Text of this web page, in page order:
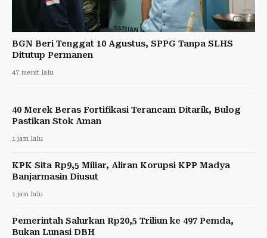
BGN Beri Tenggat 10 Agustus, SPPG Tanpa SLHS
Ditutup Permanen
47 menit lalu
40 Merek Beras Fortifikasi Terancam Ditarik, Bulog
Pastikan Stok Aman
1 jam lalu
KPK Sita Rp9,5 Miliar, Aliran Korupsi KPP Madya
Banjarmasin Diusut
1 jam lalu
Pemerintah Salurkan Rp20,5 Triliun ke 497 Pemda,
Bukan Lunasi DBH